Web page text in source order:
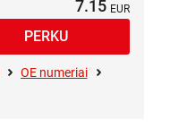
7.15
OE numeriai